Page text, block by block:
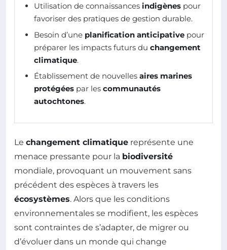
Utilisation de connaissances indigènes pour
favoriser des pratiques de gestion durable.
Besoin d’une planification anticipative pour
préparer les impacts futurs du changement
climatique.
Établissement de nouvelles aires marines
protégées par les communautés
autochtones.
Le changement climatique représente une
menace pressante pour la biodiversité
mondiale, provoquant un mouvement sans
précédent des espèces à travers les
écosystèmes. Alors que les conditions
environnementales se modifient, les espèces
sont contraintes de s’adapter, de migrer ou
d’évoluer dans un monde qui change